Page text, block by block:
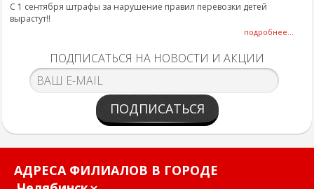
С 1 сентября штрафы за нарушение правил перевозки детей
вырастут!!
подробнее...
ПОДПИСАТЬСЯ НА НОВОСТИ И АКЦИИ
ПОДПИСАТЬСЯ
АДРЕСА ФИЛИАЛОВ В ГОРОДЕ